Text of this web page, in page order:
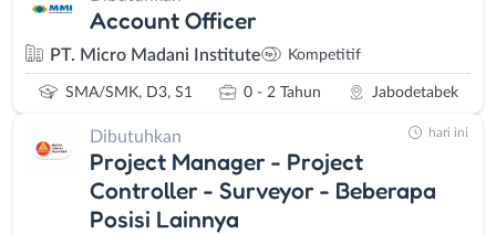
Account Officer
PT. Micro Madani Institute Kompetitif
SMA/SMK, D3, S1 0 - 2 Tahun Jabodetabek
Dibutuhkan
Project Manager - Project
Controller - Surveyor - Beberapa
Posisi Lainnya
hari ini